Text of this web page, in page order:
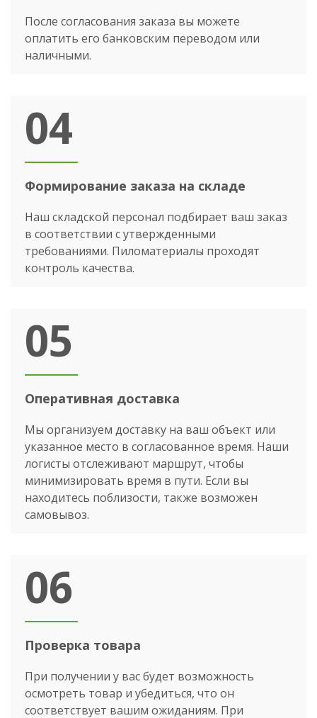
После согласования заказа вы можете
оплатить его банковским переводом или
наличными.
04
Формирование заказа на складе
Наш складской персонал подбирает ваш заказ
в соответствии с утвержденными
требованиями. Пиломатериалы проходят
контроль качества.
05
Оперативная доставка
Мы организуем доставку на ваш объект или
указанное место в согласованное время. Наши
логисты отслеживают маршрут, чтобы
минимизировать время в пути. Если вы
находитесь поблизости, также возможен
самовывоз.
06
Проверка товара
При получении у вас будет возможность
осмотреть товар и убедиться, что он
соответствует вашим ожиданиям. При